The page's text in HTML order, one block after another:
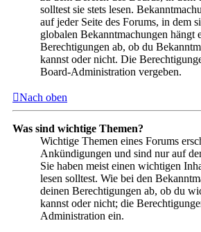
solltest sie stets lesen.
auf jeder Seite des Forums, in dem
globalen Bekanntmachungen hängt
Berechtigungen ab, ob du
kannst oder nicht. Die
Board-Administration vergeben.
Nach oben
Was sind wichtige Themen?
Wichtige Themen eines Forums
Ankündigungen und sind nur auf
Sie haben meist einen wichtigen
lesen solltest. Wie bei den
deinen Berechtigungen ab, ob du
kannst oder nicht; die
Administration ein.